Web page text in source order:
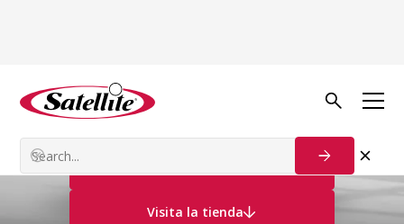
Ropa de Seguridad
Póngase en contacto con nosotros
Visita la tienda